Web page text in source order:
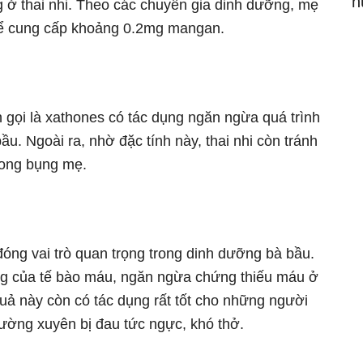
thai nhi. Theo các chuyên gia dinh dưỡng, mẹ
cấp khoảng 0.2mg mangan.
là xathones có tác dụng ngăn ngừa quá trình
Ngoài ra, nhờ đặc tính này, thai nhi còn tránh
bụng mẹ.
vai trò quan trọng trong dinh dưỡng bà bầu.
của tế bào máu, ngăn ngừa chứng thiếu máu ở
này còn có tác dụng rất tốt cho những người
xuyên bị đau tức ngực, khó thở.